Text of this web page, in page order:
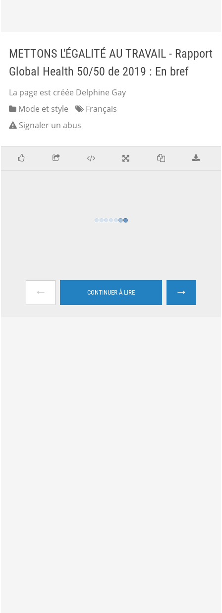
METTONS L'ÉGALITÉ AU TRAVAIL - Rapport
Global Health 50/50 de 2019 : En bref
La page est créée Delphine Gay
Mode et style
Français
Signaler un abus
← CONTINUER À LIRE →